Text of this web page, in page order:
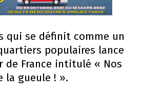
qui se définit comme un
populaires lance
de France intitulé « Nos
la gueule ! ».